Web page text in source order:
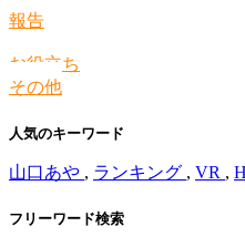
報告
お役立ち
その他
人気のキーワード
山口あや , ランキング , VR ,
フリーワード検索